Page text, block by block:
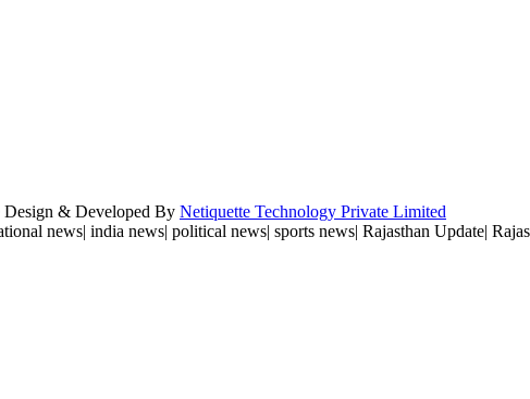
Design & Developed By Netiquette Technology Private Limited
news| india news| political news| sports news| Rajasthan Update|